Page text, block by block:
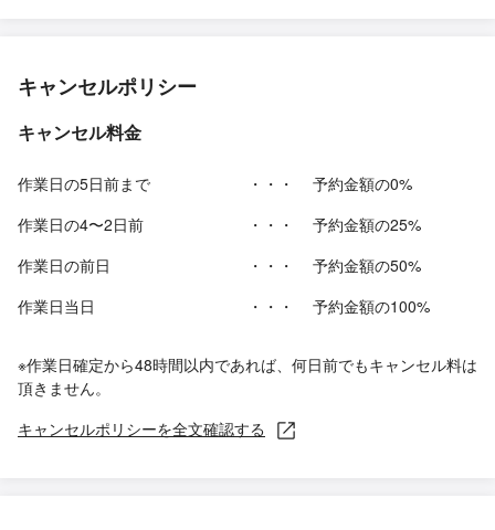
キャンセルポリシー
キャンセル料金
作業日の5日前まで ・・・
予約金額の0%
作業日の4〜2日前
・・・
予約金額の25%
作業日の前日
・・・
予約金額の50%
作業日当日
・・・ 予約金額の100%
※作業日確定から48時間以内であれば、何日前でもキャンセル料は
頂きません。
キャンセルポリシーを全文確認する